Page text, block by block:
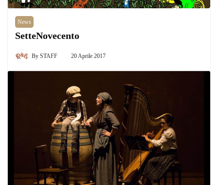
News
SetteNovecento
By STAFF 20 Aprile 2017